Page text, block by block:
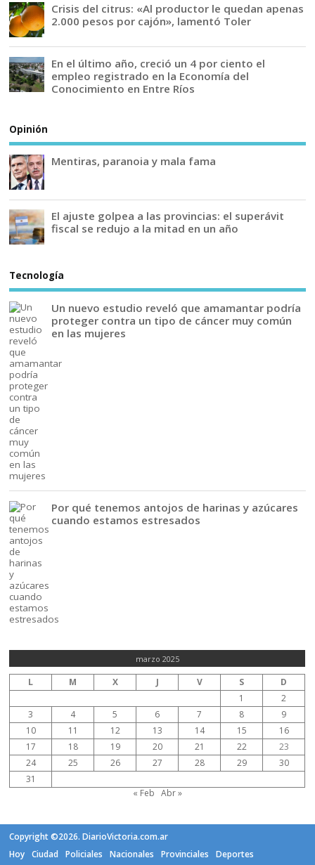
Crisis del citrus: «Al productor le quedan apenas
2.000 pesos por cajón», lamentó Toler
En el último año, creció un 4 por ciento el
empleo registrado en la Economía del
Conocimiento en Entre Ríos
Opinión
Mentiras, paranoia y mala fama
El ajuste golpea a las provincias: el superávit
fiscal se redujo a la mitad en un año
Tecnología
Un nuevo estudio reveló que amamantar podría
proteger contra un tipo de cáncer muy común
en las mujeres
Por qué tenemos antojos de harinas y azúcares
cuando estamos estresados
marzo 2025
L M X J V S
D
1
2
3
4 5 6 7 8
9
10
11 12 13 14 15
16
17
18 19 20 21 22
23
24
25 26 27 28 29
30
31
« Feb Abr »
Copyright ©2026. DiarioVictoria.com.ar
Hoy
Ciudad Policiales Nacionales Provinciales Deportes